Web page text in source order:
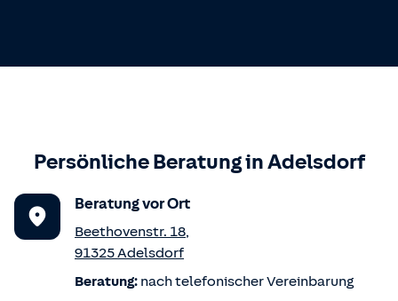
Persönliche Beratung inAdelsdorf
Beratung vor Ort
Beethovenstr. 18,
91325Adelsdorf
Beratung: nach telefonischer Vereinbarung